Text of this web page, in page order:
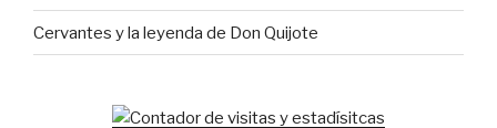
Cervantes y la leyenda de Don Quijote